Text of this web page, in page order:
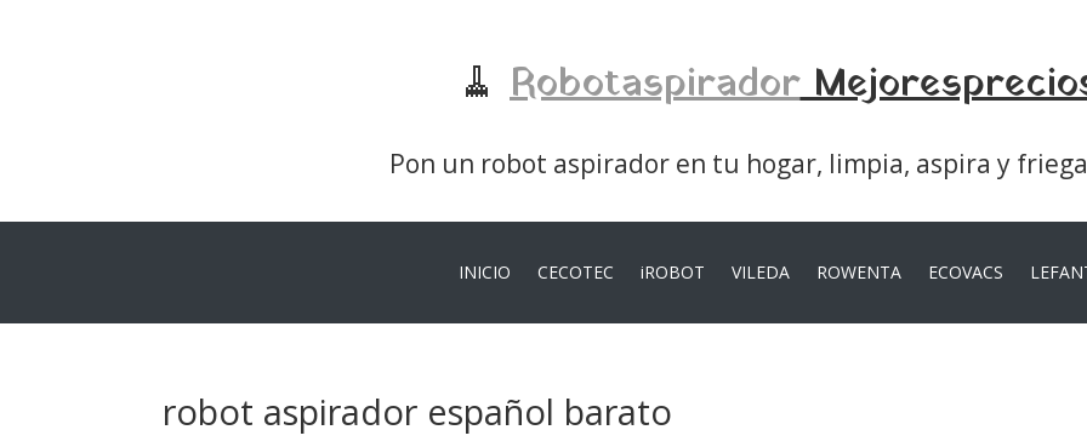
🧹Robotaspirador
Pon un robot aspirador en tu hogar, limpia, aspira y
INICIO CECOTEC iROBOT VILEDA ROWENTA ECOVACS
robot aspirador español barato